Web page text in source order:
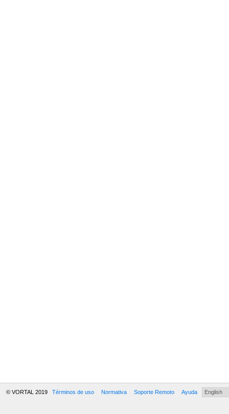
© VORTAL 2019 Términos de uso Normativa Soporte Remoto Ayuda